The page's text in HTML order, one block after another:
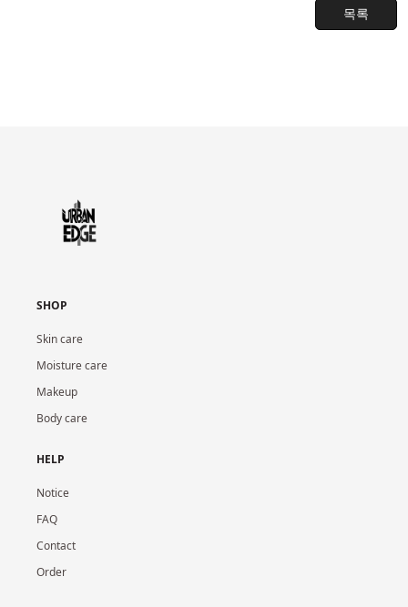
목록
SHOP
Skin care
Moisture care
Makeup
Body care
HELP
Notice
FAQ
Contact
Order